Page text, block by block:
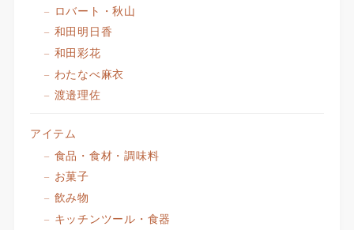
ロバート・秋山
和田明日香
和田彩花
わたなべ麻衣
渡邉理佐
アイテム
食品・食材・調味料
お菓子
飲み物
キッチンツール・食器